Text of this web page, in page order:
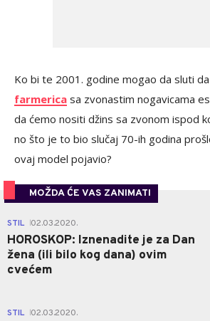
Ko bi te 2001. godine mogao da sluti
farmerica sa zvonastim nogavicama
da ćemo nositi džins sa zvonom ispod
no što je to bio slučaj 70-ih godina
ovaj model pojavio?
MOŽDA ĆE VAS ZANIMATI
STIL 02.03.2020.
HOROSKOP: Iznenadite je za Dan
žena (ili bilo kog dana) ovim
cvećem
STIL 02.03.2020.